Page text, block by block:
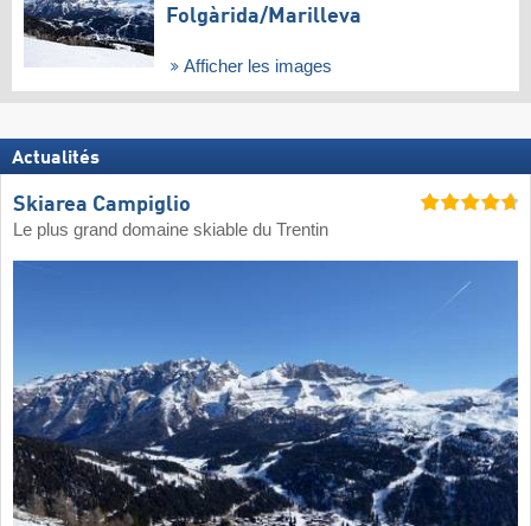
Folgàrida/​Marilleva
Afficher les images
Actualités
Skiarea Campiglio
Le plus grand domaine skiable du Trentin